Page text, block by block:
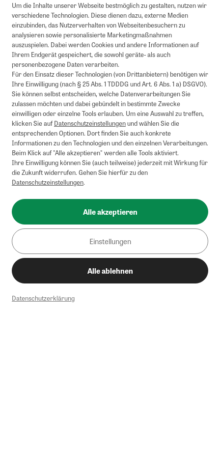
Um die Inhalte unserer Webseite bestmöglich zu gestalten, nutzen wir
verschiedene Technologien. Diese dienen dazu, externe Medien
einzubinden, das Nutzerverhalten von Webseitenbesuchern zu
analysieren sowie personalisierte Marketingmaßnahmen
auszuspielen. Dabei werden Cookies und andere Informationen auf
Ihrem Endgerät gespeichert, die sowohl geräte- als auch
personenbezogene Daten verarbeiten.
Für den Einsatz dieser Technologien (von Drittanbietern) benötigen wir
Ihre Einwilligung (nach § 25 Abs. 1 TDDDG und Art. 6 Abs. 1 a) DSGVO).
Sie können selbst entscheiden, welche Datenverarbeitungen Sie
zulassen möchten und dabei gebündelt in bestimmte Zwecke
einwilligen oder einzelne Tools erlauben. Um eine Auswahl zu treffen,
klicken Sie aufDatenschutzeinstellungenund wählen Sie die
entsprechenden Optionen. Dort finden Sie auch konkrete
Informationen zu den Technologien und den einzelnen Verarbeitungen.
Beim Klick auf "Alle akzeptieren" werden alle Tools aktiviert.
Ihre Einwilligung können Sie (auch teilweise) jederzeit mit Wirkung für
die Zukunft widerrufen. Gehen Sie hierfür zu den
Datenschutzeinstellungen.
Alle akzeptieren
Einstellungen
Alle ablehnen
Datenschutzerklärung